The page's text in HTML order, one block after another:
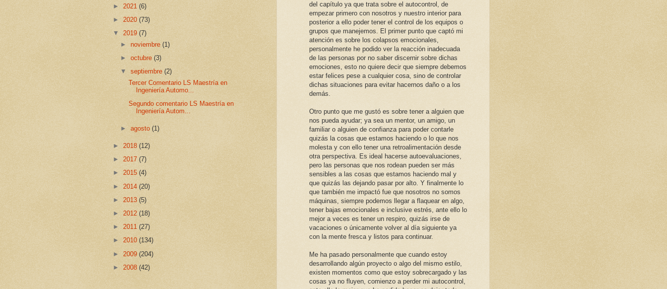
del capítulo ya que trata sobre el autocontrol, de
empezar primero con nosotros y nuestro interior para
posterior a ello poder tener el control de los equipos o
grupos que manejemos. El primer punto que captó mi
atención es sobre los colapsos emocionales,
personalmente he podido ver la reacción inadecuada
de las personas por no saber discernir sobre dichas
emociones, esto no quiere decir que siempre debemos
estar felices pese a cualquier cosa, sino de controlar
dichas situaciones para evitar hacernos daño o a los
demás.
Otro punto que me gustó es sobre tener a alguien que
nos pueda ayudar; ya sea un mentor, un amigo, un
familiar o alguien de confianza para poder contarle
quizás la cosas que estamos haciendo o lo que nos
molesta y con ello tener una retroalimentación desde
otra perspectiva. Es ideal hacerse autoevaluaciones,
pero las personas que nos rodean pueden ser más
sensibles a las cosas que estamos haciendo mal y
que quizás las dejando pasar por alto. Y finalmente lo
que también me impactó fue que nosotros no somos
máquinas, siempre podemos llegar a flaquear en algo,
tener bajas emocionales e inclusive estrés, ante ello lo
mejor a veces es tener un respiro, quizás irse de
vacaciones o únicamente volver al día siguiente ya
con la mente fresca y listos para continuar.
Me ha pasado personalmente que cuando estoy
desarrollando algún proyecto o algo del mismo estilo,
existen momentos como que estoy sobrecargado y las
cosas ya no fluyen, comienzo a perder mi autocontrol,
► 2021 (6)
► 2020 (73)
▼ 2019 (7)
►noviembre(1)
►octubre(3)
▼septiembre(2)
Tercer Comentario LS Maestría en
Ingeniería Automo...
Segundo comentario LS Maestría en
Ingeniería Autom...
►agosto(1)
► 2018 (12)
► 2017 (7)
► 2015 (4)
► 2014 (20)
► 2013 (5)
► 2012 (18)
► 2011 (27)
► 2010 (134)
► 2009 (204)
► 2008 (42)